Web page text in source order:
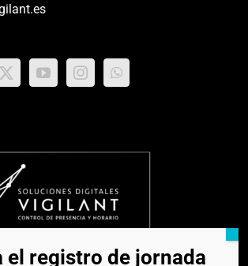
el registro de jornada